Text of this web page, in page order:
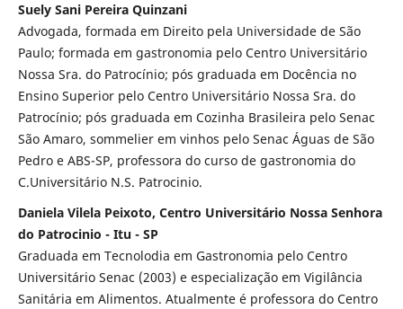
Suely Sani Pereira Quinzani
Advogada, formada em Direito pela Universidade de São
Paulo; formada em gastronomia pelo Centro Universitário
Nossa Sra. do Patrocínio; pós graduada em Docência no
Ensino Superior pelo Centro Universitário Nossa Sra. do
Patrocínio; pós graduada em Cozinha Brasileira pelo Senac
São Amaro, sommelier em vinhos pelo Senac Águas de São
Pedro e ABS-SP, professora do curso de gastronomia do
C.Universitário N.S. Patrocinio.
Daniela Vilela Peixoto, Centro Universitário Nossa Senhora
do Patrocinio - Itu - SP
Graduada em Tecnolodia em Gastronomia pelo Centro
Universitário Senac (2003) e especialização em Vigilância
Sanitária em Alimentos. Atualmente é professora do Centro